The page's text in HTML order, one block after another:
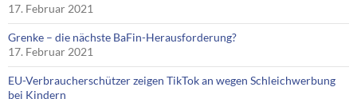
17. Februar 2021
Grenke – die nächste BaFin-Herausforderung?
17. Februar 2021
EU-Verbraucherschützer zeigen TikTok an wegen Schleichwerbung
bei Kindern